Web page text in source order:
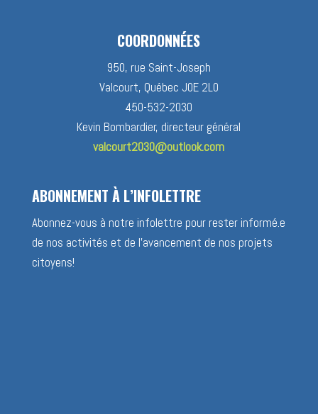
COORDONNÉES
950, rue Saint-Joseph
Valcourt, Québec J0E 2L0
450-532-2030
Kevin Bombardier, directeur général
valcourt2030@outlook.com
ABONNEMENT À L’INFOLETTRE
Abonnez-vous à notre infolettre pour rester informé.e
de nos activités et de l’avancement de nos projets
citoyens!